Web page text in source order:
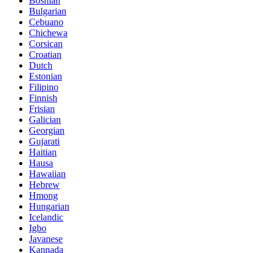
Bulgarian
Cebuano
Chichewa
Corsican
Croatian
Dutch
Estonian
Filipino
Finnish
Frisian
Galician
Georgian
Gujarati
Haitian
Hausa
Hawaiian
Hebrew
Hmong
Hungarian
Icelandic
Igbo
Javanese
Kannada